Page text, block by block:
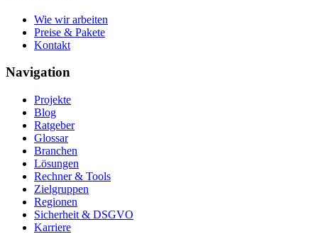
Wie wir arbeiten
Preise & Pakete
Kontakt
Navigation
Projekte
Blog
Ratgeber
Glossar
Branchen
Lösungen
Rechner & Tools
Zielgruppen
Regionen
Sicherheit & DSGVO
Karriere